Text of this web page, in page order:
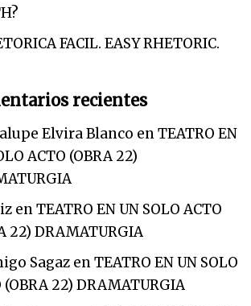
FACIL. EASY RHETORIC.
recientes
Elvira Blanco enTEATRO EN
ACTO (OBRA 22)
enTEATRO EN UN SOLO ACTO
22) DRAMATURGIA
SagazenTEATRO EN UN SOLO
(OBRA 22) DRAMATURGIA